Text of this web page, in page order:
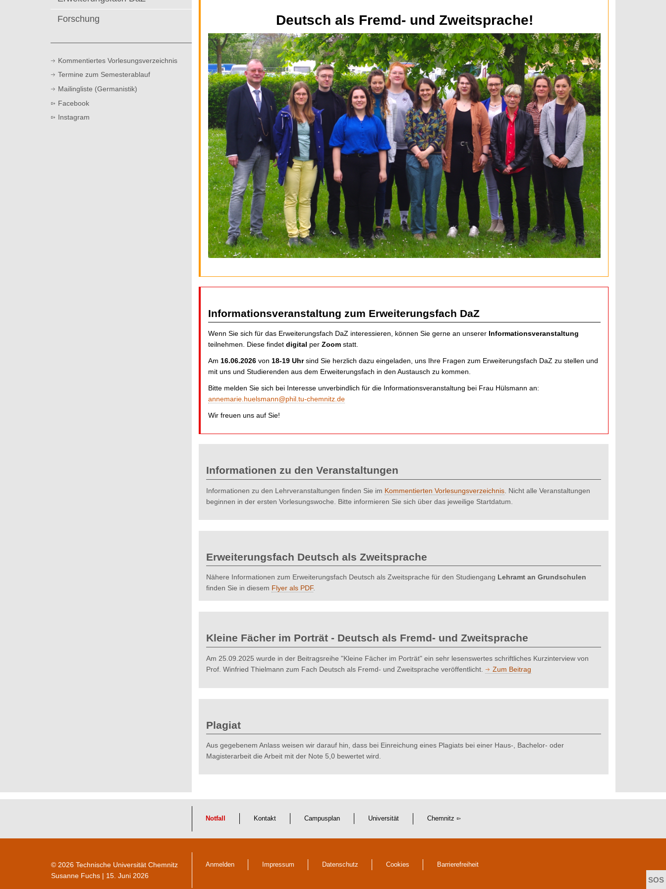
Forschung
Kommentiertes Vorlesungsverzeichnis
Termine zum Semesterablauf
Mailingliste (Germanistik)
Facebook
Instagram
Deutsch als Fremd- und Zweitsprache!
Informationsveranstaltung zum Erweiterungsfach DaZ
Wenn Sie sich für das Erweiterungsfach DaZ interessieren, können Sie gerne an unserer Informationsveranstaltung
teilnehmen. Diese findet digital per Zoom statt.
Am 16.06.2026 von 18-19 Uhrsind Sie herzlich dazu eingeladen, uns Ihre Fragen zum Erweiterungsfach DaZ zu stellen und
mit uns und Studierenden aus dem Erweiterungsfach in den Austausch zu kommen.
Bitte melden Sie sich bei Interesse unverbindlich für die Informationsveranstaltung bei Frau Hülsmann an:
annemarie.huelsmann@phil.tu-chemnitz.de
Wir freuen uns auf Sie!
Informationen zu den Veranstaltungen
Informationen zu den Lehrveranstaltungen finden Sie im Kommentierten Vorlesungsverzeichnis . Nicht alle Veranstaltungen
beginnen in der ersten Vorlesungswoche. Bitte informieren Sie sich über das jeweilige Startdatum.
Erweiterungsfach Deutsch als Zweitsprache
Nähere Informationen zum Erweiterungsfach Deutsch als Zweitsprache für den Studiengang Lehramt an Grundschulen
finden Sie in diesem Flyer als PDF.
Kleine Fächer im Porträt - Deutsch als Fremd- und Zweitsprache
Am 25.09.2025 wurde in der Beitragsreihe "Kleine Fächer im Porträt" ein sehr lesenswertes schriftliches Kurzinterview von
Prof. Winfried Thielmann zum Fach Deutsch als Fremd- und Zweitsprache veröffentlicht.
Zum Beitrag
Plagiat
Aus gegebenem Anlass weisen wir darauf hin, dass bei Einreichung eines Plagiats bei einer Haus-, Bachelor- oder
Magisterarbeit die Arbeit mit der Note 5,0 bewertet wird.
Notfall Kontakt Campusplan Universität Chemnitz
Anmelden Impressum Datenschutz Cookies Barrierefreiheit
© 2026 Technische Universität Chemnitz
Susanne Fuchs | 15. Juni 2026